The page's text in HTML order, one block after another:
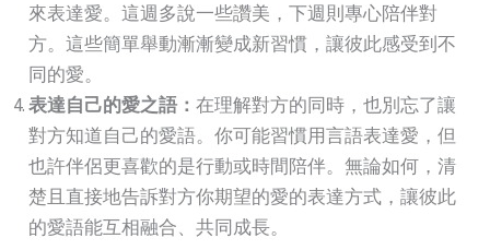
來表達愛。這週多說一些讚美，下週則專心陪伴對
方。這些簡單舉動漸漸變成新習慣，讓彼此感受到不
同的愛。
表達自己的愛之語： 在理解對方的同時，也別忘了讓
對方知道自己的愛語。你可能習慣用言語表達愛，但
也許伴侶更喜歡的是行動或時間陪伴。無論如何，清
楚且直接地告訴對方你期望的愛的表達方式，讓彼此
的愛語能互相融合、共同成長。